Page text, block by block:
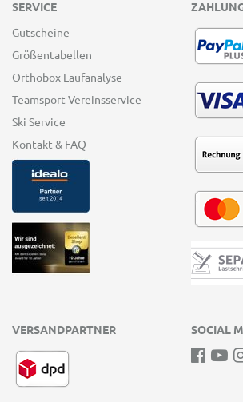
SERVICE
Gutscheine
Größentabellen
Orthobox Laufanalyse
Teamsport Vereinsservice
Ski Service
Kontakt & FAQ
VERSANDPARTNER SOCIAL